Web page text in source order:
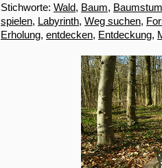
Stichworte: Wald, Baum,
spielen, Labyrinth, Weg suchen,
Erholung, entdecken, Entdeckung,